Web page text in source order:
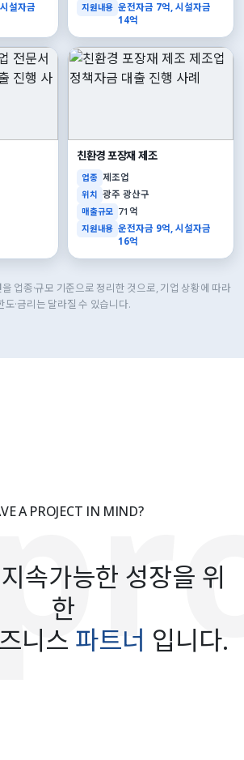
설자금
지원내용 운전자금 7억, 시설자금
14억
친환경 포장재 제조
업종 제조업
위치 광주 광산구
매출규모 71억
지원내용 운전자금 9억, 시설자금
16억
업종·규모 기준으로 정리한 것으로, 기업 상황에 따라
도·금리는 달라질 수 있습니다.
A PROJECT IN MIND?
속가능한 성장을 위
한
니스 파트너 입니다.